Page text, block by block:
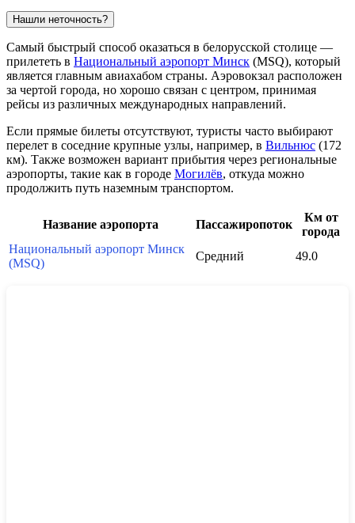
Нашли неточность?
Самый быстрый способ оказаться в белорусской столице —
прилететь в Национальный аэропорт Минск (MSQ), который
является главным авиахабом страны. Аэровокзал расположен
за чертой города, но хорошо связан с центром, принимая
рейсы из различных международных направлений.
Если прямые билеты отсутствуют, туристы часто выбирают
перелет в соседние крупные узлы, например, в Вильнюс (172
км). Также возможен вариант прибытия через региональные
аэропорты, такие как в городе Могилёв, откуда можно
продолжить путь наземным транспортом.
Название аэропорта Пассажиропоток
Км от
города
Национальный аэропорт Минск
(MSQ)
Средний 49.0